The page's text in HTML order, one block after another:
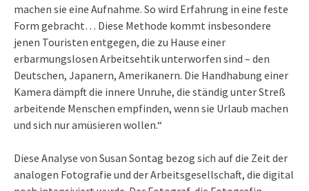
machen sie eine Aufnahme. So wird Erfahrung in eine feste
Form gebracht… Diese Methode kommt insbesondere
jenen Touristen entgegen, die zu Hause einer
erbarmungslosen Arbeitsehtik unterworfen sind – den
Deutschen, Japanern, Amerikanern. Die Handhabung einer
Kamera dämpft die innere Unruhe, die ständig unter Streß
arbeitende Menschen empfinden, wenn sie Urlaub machen
und sich nur amüsieren wollen.“
Diese Analyse von Susan Sontag bezog sich auf die Zeit der
analogen Fotografie und der Arbeitsgesellschaft, die digital